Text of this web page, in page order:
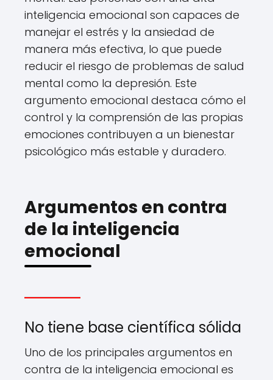
inteligencia emocional son capaces de
manejar el estrés y la ansiedad de
manera más efectiva, lo que puede
reducir el riesgo de problemas de salud
mental como la depresión. Este
argumento emocional destaca cómo el
control y la comprensión de las propias
emociones contribuyen a un bienestar
psicológico más estable y duradero.
Argumentos en contra
de la inteligencia
emocional
No tiene base científica sólida
Uno de los principales argumentos en
contra de la inteligencia emocional es